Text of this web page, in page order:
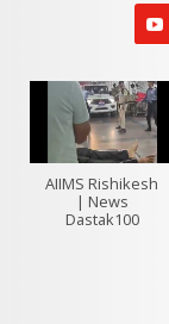
AIIMS Rishikesh
| News
Dastak100